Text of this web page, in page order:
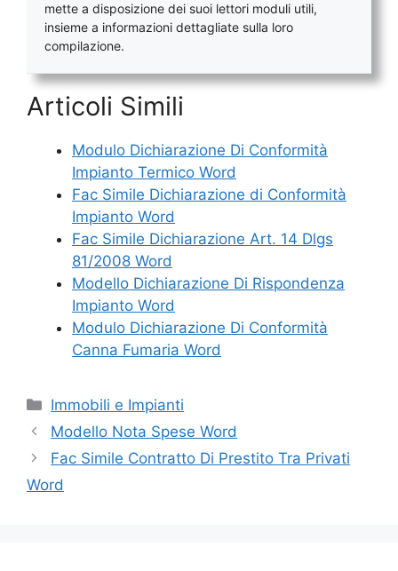
mette a disposizione dei suoi lettori moduli utili,
insieme a informazioni dettagliate sulla loro
compilazione.
Articoli Simili
Modulo Dichiarazione Di Conformità
Impianto Termico Word
Fac Simile Dichiarazione di Conformità
Impianto Word
Fac Simile Dichiarazione Art. 14 Dlgs
81/2008 Word
Modello Dichiarazione Di Rispondenza
Impianto Word
Modulo Dichiarazione Di Conformità
Canna Fumaria Word
Categorie
Immobili e Impianti
Modello Nota Spese Word
Fac Simile Contratto Di Prestito Tra Privati
Word